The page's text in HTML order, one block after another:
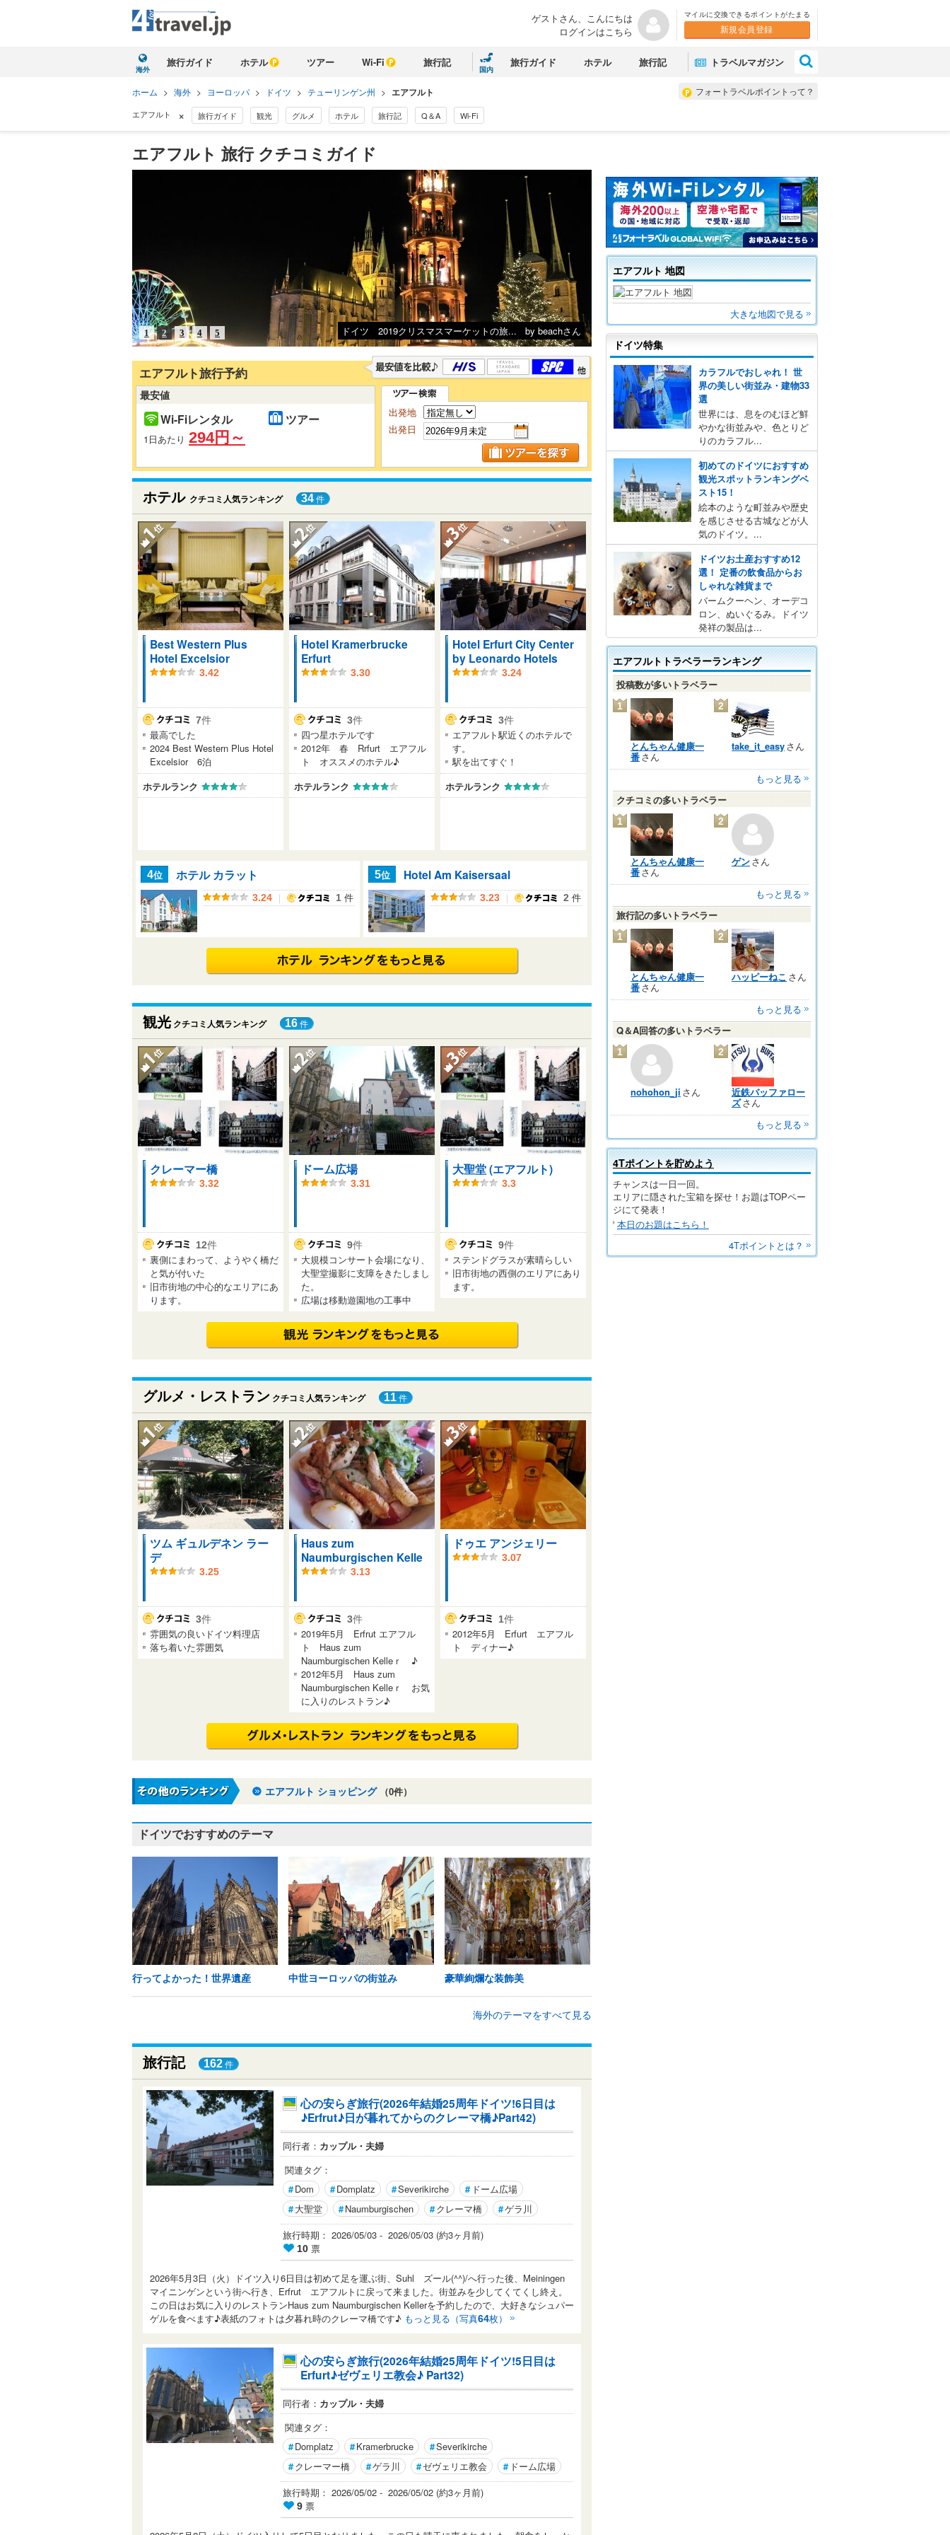
ゲストさん、 こんにちは
ログインはこちら
マイルに交換できるポイントがたまる
新規会員登録
海外
旅行ガイド ホテル ツアー Wi-Fi 旅行記
国内
旅行ガイド ホテル 旅行記 トラベルマガジン
フォートラベルポイントって？
ホーム > 海外 > ヨーロッパ > ドイツ > テューリンゲン州 > エアフルト
エアフルト × 旅行ガイド 観光 グルメ ホテル 旅行記 Q＆A Wi-Fi
エアフルト 旅行 クチコミガイド
ドイツ 2019クリスマスマーケットの旅... by beachさん
1 2 3 4 5
エアフルト旅行予約
最安値
Wi-Fiレンタル
1日あたり 294円～
ツアー
出発地
出発日
ホテル クチコミ人気ランキング 34 件
Best Western Plus
Hotel Excelsior
3.42
7件
最高でした
2024 Best Western Plus Hotel
Excelsior 6泊
ホテルランク
Hotel Kramerbrucke
Erfurt
3.30
3件
四つ星ホテルです
2012年 春 Rrfurt エアフル
ト オススメのホテル♪
ホテルランク
Hotel Erfurt City Center
by Leonardo Hotels
3.24
3件
エアフルト駅近くのホテルで
す。
駅を出てすぐ！
ホテルランク
4位 ホテル カラット
3.24 ｜ 1 件
5位 Hotel Am Kaisersaal
3.23 ｜ 2 件
観光 クチコミ人気ランキング 16 件
クレーマー橋
3.32
12件
裏側にまわって、ようやく橋だ
と気が付いた
旧市街地の中心的なエリアにあ
ります。
ドーム広場
3.31
9件
大規模コンサート会場になり、
大聖堂撮影に支障をきたしまし
た。
広場は移動遊園地の工事中
大聖堂 (エアフルト)
3.3
9件
ステンドグラスが素晴らしい
旧市街地の西側のエリアにあり
ます。
グルメ・レストラン クチコミ人気ランキング 11 件
ツム ギュルデネン ラー
デ
3.25
3件
雰囲気の良いドイツ料理店
落ち着いた雰囲気
Haus zum
Naumburgischen Kelle
3.13
3件
2019年5月 Erfrut エアフル
ト Haus zum
Naumburgischen Kelleｒ ♪
2012年5月 Haus zum
Naumburgischen Kelleｒ お気
に入りのレストラン♪
ドゥエ アンジェリー
3.07
1件
2012年5月 Erfurt エアフル
ト ディナー♪
エアフルト ショッピング （0件）
ドイツでおすすめのテーマ
行ってよかった！世界遺産 中世ヨーロッパの街並み 豪華絢爛な装飾美
海外のテーマをすべて見る
旅行記 162 件
心の安らぎ旅行(2026年結婚25周年ドイツ!6日目は
♪Erfrut♪日が暮れてからのクレーマ橋♪Part42)
同行者： カップル・夫婦
関連タグ：
#Dom #Domplatz #Severikirche # ドーム広場
#大聖堂 #Naumburgischen #クレーマ橋 #ゲラ川
旅行時期： 2026/05/03 - 2026/05/03 (約3ヶ月前)
10 票
2026年5月3日（火）ドイツ入り6日目は初めて足を運ぶ街、Suhl ズール(^^)/へ行った後、Meiningen
マイニンゲンという街へ行き、Erfrut エアフルトに戻って来ました。街並みを少してくてくし終え。
この日はお気に入りのレストランHaus zum Naumburgischen Kellerを予約したので、大好きなシュパー
ゲルを食べます♪表紙のフォトは夕暮れ時のクレーマ橋です♪ もっと見る（写真64枚）
心の安らぎ旅行(2026年結婚25周年ドイツ!5日目は
Erfurt♪ゼヴェリエ教会♪ Part32)
同行者： カップル・夫婦
関連タグ：
#Domplatz #Kramerbrucke #Severikirche
#クレーマー橋 #ゲラ川 #ゼヴェリエ教会 # ドーム広場
旅行時期： 2026/05/02 - 2026/05/02 (約3ヶ月前)
9 票
エアフルト 地図
大きな地図で見る
ドイツ特集
カラフルでおしゃれ！ 世
界の美しい街並み・建物33
選
世界には、息をのむほど鮮
やかな街並みや、色とりど
りのカラフル...
初めてのドイツにおすすめ
観光スポットランキングベ
スト15！
絵本のような町並みや歴史
を感じさせる古城などが人
気のドイツ。...
ドイツお土産おすすめ12
選！ 定番の飲食品からお
しゃれな雑貨まで
バームクーヘン、オーデコ
ロン、ぬいぐるみ。ドイツ
発祥の製品は...
エアフルトトラベラーランキング
投稿数が多いトラベラー
1
とんちゃん健康一
番さん
2
take_it_easyさん
もっと見る
クチコミの多いトラベラー
1
とんちゃん健康一
番さん
2
ゲンさん
もっと見る
旅行記の多いトラベラー
1
とんちゃん健康一
番さん
2
ハッピーねこ さん
もっと見る
Q＆A回答の多いトラベラー
1
nohohon_ji さん
2
近鉄バッファロー
ズさん
もっと見る
4Tポイントを貯めよう
チャンスは一日一回。
エリアに隠された宝箱を探せ！お題はTOPペー
ジにて発表！
本日のお題はこちら！
4Tポイントとは？